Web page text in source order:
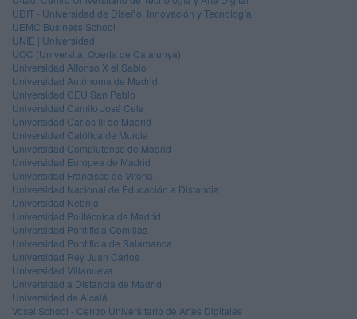
UDIT - Universidad de Diseño, Innovación y Tecnología
UEMC Business School
UNIE | Universidad
UOC (Universitat Oberta de Catalunya)
Universidad Alfonso X el Sabio
Universidad Autónoma de Madrid
Universidad CEU San Pablo
Universidad Camilo José Cela
Universidad Carlos III de Madrid
Universidad Católica de Murcia
Universidad Complutense de Madrid
Universidad Europea de Madrid
Universidad Francisco de Vitoria
Universidad Nacional de Educación a Distancia
Universidad Nebrija
Universidad Politécnica de Madrid
Universidad Pontificia Comillas
Universidad Pontificia de Salamanca
Universidad Rey Juan Carlos
Universidad Villanueva
Universidad a Distancia de Madrid
Universidad de Alcalá
Voxel School - Centro Universitario de Artes Digitales